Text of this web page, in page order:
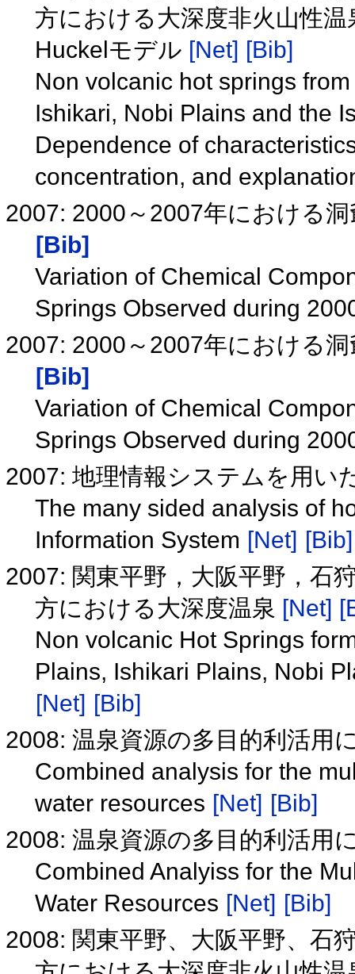
方における大深度非火山性
Huckelモデル [Net] [Bib]
Non volcanic hot springs
Ishikari, Nobi Plains and the
Dependence of
concentration, and
2007: 2000～2007年における
[Bib]
Variation of Chemical
Springs Observed during
2007: 2000～2007年における
[Bib]
Variation of Chemical
Springs Observed during
2007: 地理情報システムを用い
The many sided analysis of
Information System [Net] [Bib]
2007: 関東平野，大阪平野，石
方における大深度温泉 [Net]
Non volcanic Hot Springs
Plains, Ishikari Plains, Nobi
[Net] [Bib]
2008: 温泉資源の多目的利活用
Combined analysis for the
water resources [Net] [Bib]
2008: 温泉資源の多目的利活用
Combined Analyiss for the
Water Resources [Net] [Bib]
2008: 関東平野、大阪平野、石